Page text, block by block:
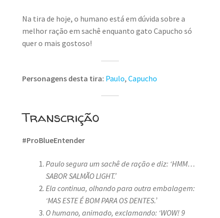
Na tira de hoje, o humano está em dúvida sobre a
melhor ração em sachê enquanto gato Capucho só
quer o mais gostoso!
Personagens desta tira: Paulo, Capucho
Transcrição
#ProBlueEntender
Paulo segura um sachê de ração e diz: ‘HMM…
SABOR SALMÃO LIGHT.’
Ela continua, olhando para outra embalagem:
‘MAS ESTE É BOM PARA OS DENTES.’
O humano, animado, exclamando: ‘WOW! 9